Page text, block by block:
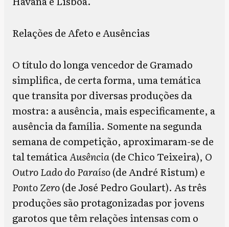
Relações de Afeto e Ausências
O título do longa vencedor de Gramado
simplifica, de certa forma, uma temática
que transita por diversas produções da
mostra: a ausência, mais especificamente, a
ausência da família. Somente na segunda
semana de competição, aproximaram-se de
tal temáticaAusência(de Chico Teixeira), O
Outro Lado do Paraíso(de André Ristum) e
Ponto Zero(de José Pedro Goulart). As três
produções são protagonizadas por jovens
garotos que têm relações intensas com o